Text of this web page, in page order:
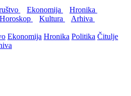
Ekonomija
Hronika
Horoskop Kultura
Arhiva
Ekonomija Hronika Politika Čitulje